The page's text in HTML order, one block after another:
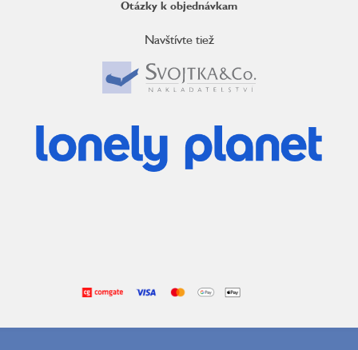
Otázky k objednávkam
Navštívte tiež